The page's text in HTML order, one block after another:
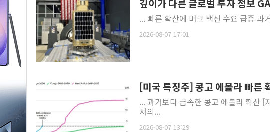
깊이가 다른 글로벌 투자 정보
... 빠
2026-08-07 17:01
[미국 특징주] 콩고 에볼라 빠른
... 과거보다 급속한 콩고 에볼라 확산 [
서의...
2026-08-07 13:29